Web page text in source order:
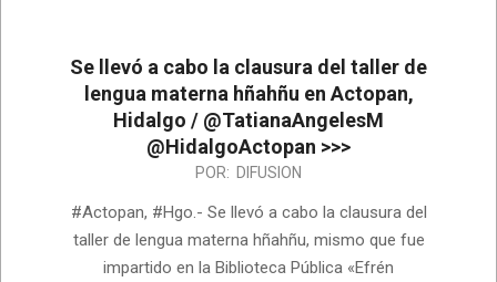
Se llevó a cabo la clausura del taller de
lengua materna hñahñu en Actopan,
Hidalgo / @TatianaAngelesM
@HidalgoActopan >>>
POR: DIFUSION
#Actopan, #Hgo.- Se llevó a cabo la clausura del
taller de lengua materna hñahñu, mismo que fue
impartido en la Biblioteca Pública «Efrén